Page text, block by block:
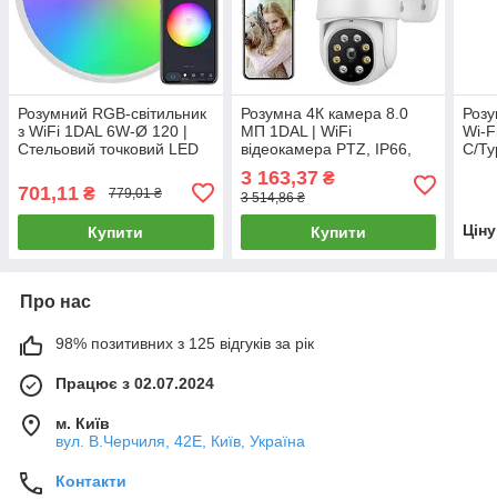
Розумний RGB-світильник
з WiFi 1DAL 6W-Ø 120 |
Стельовий точковий LED
701,11 ₴ 779,01 ₴
Купити
Розумна 4К камера 8.0
МП 1DAL | WiFi
відеокамера PTZ, IP66,
3 163,37₴
3 514,86 ₴
Купити
Wi-
C/
Про нас
98% позитивних з 125 відгуків за рік
Працює з 02.07.2024
м. Київ
вул. В.Черчиля, 42Е, Київ, Україна
Контакти